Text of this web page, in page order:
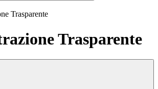
Trasparente
Trasparente